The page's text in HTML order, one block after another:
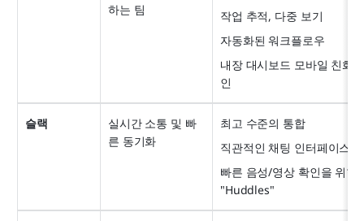
하는 팀
작업 추적, 다중 보기
자동화된 워크플로우
내장 대시보드 모바일 친화
인
슬랙
실시간 소통 및 빠
른 동기화
최고 수준의 통합
직관적인 채팅 인터페이스
빠른 음성/영상 확인을 위한
"Huddles"